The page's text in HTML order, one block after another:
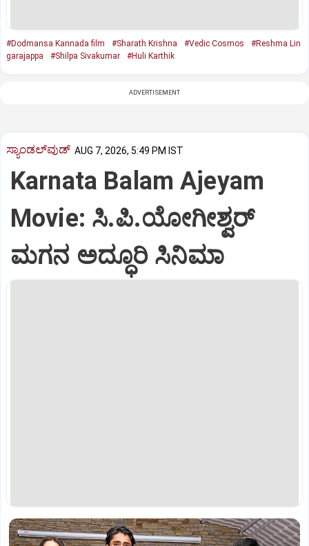
#Dodmansa Kannada film #Sharath Krishna #Vedic Cosmos
#Reshma Lin
garajappa
#Shilpa Sivakumar #Huli Karthik
ADVERTISEMENT
ಸ್ಯಾಂಡಲ್‌ವುಡ್‌ AUG 7, 2026, 5:49 PM IST
Karnata Balam Ajeyam
Movie: ಸಿ.ಪಿ.ಯೋಗೀಶ್ವರ್‌
ಮಗನ ಅದ್ಧೂರಿ ಸಿನಿಮಾ